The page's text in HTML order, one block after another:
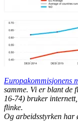
Europakommisjonens
samme. Vi er blant de
16-74) bruker
flinke.
Og arbeidsstyrken har